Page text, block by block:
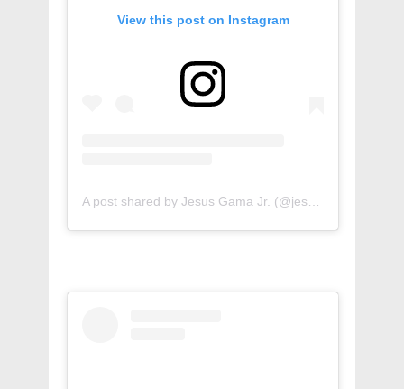
View this post on Instagram
A post shared by Jesus Gama Jr. (@jesusgamajr)